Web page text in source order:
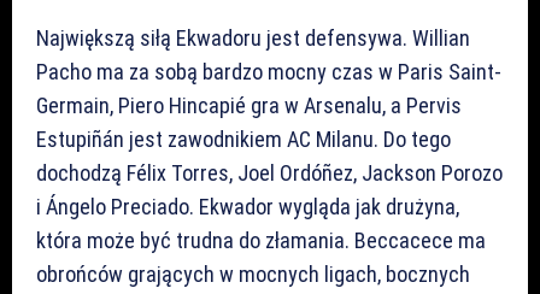
Największą siłą Ekwadoru jest defensywa. Willian
Pacho ma za sobą bardzo mocny czas w Paris Saint-
Germain, Piero Hincapié gra w Arsenalu, a Pervis
Estupiñán jest zawodnikiem AC Milanu. Do tego
dochodzą Félix Torres, Joel Ordóñez, Jackson Porozo
i Ángelo Preciado. Ekwador wygląda jak drużyna,
która może być trudna do złamania. Beccacece ma
obrońców grających w mocnych ligach, bocznych